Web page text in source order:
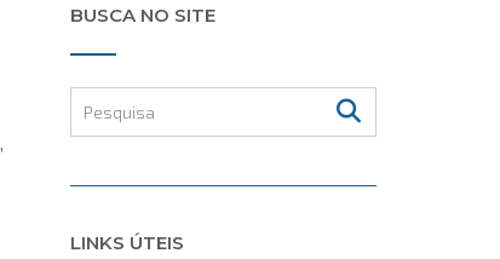
,
BUSCA NO SITE
LINKS ÚTEIS